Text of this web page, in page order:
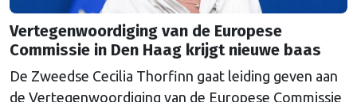
Vertegenwoordiging van de Europese
Commissie in Den Haag krijgt nieuwe baas
De Zweedse Cecilia Thorfinn gaat leiding geven aan
de Vertegenwoordiging van de Europese Commissie